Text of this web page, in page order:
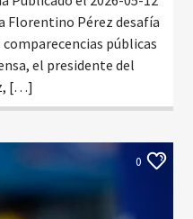
Florentino Pérez desafía
comparecencias públicas
el presidente del
[…]
0